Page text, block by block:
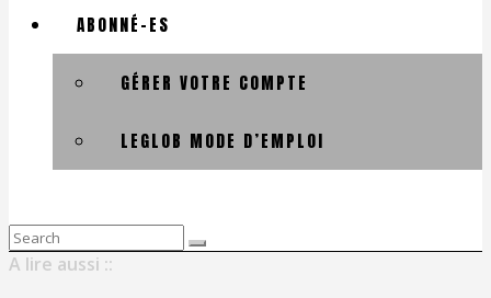
ABONNÉ-ES
GÉRER VOTRE COMPTE
LEGLOB MODE D’EMPLOI
Search
for:
A lire aussi ::